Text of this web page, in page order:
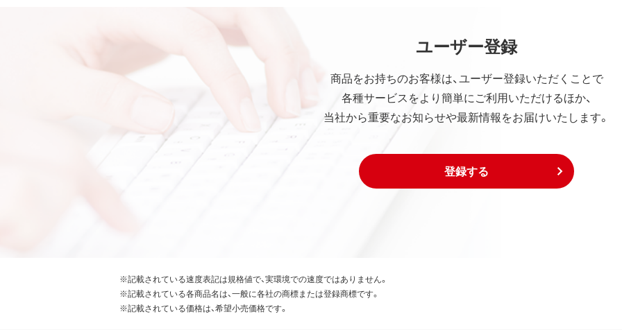
ユーザー登録
商品をお持ちのお客様は、ユーザー登録いただくことで
各種サービスをより簡単にご利用いただけるほか、
当社から重要なお知らせや最新情報をお届けいたします。
登録する
※記載されている速度表記は規格値で、実環境での速度ではありません。
※記載されている各商品名は、一般に各社の商標または登録商標です。
※記載されている価格は、希望小売価格です。